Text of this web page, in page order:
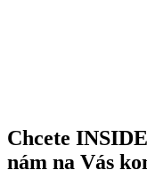
Chcete
nám na Vás